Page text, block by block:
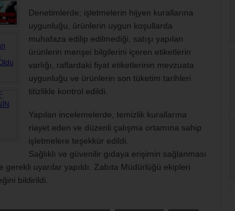
Denetimlerde; işletmelerin hijyen kurallarına
uygunluğu, ürünlerin uygun koşullarda
muhafaza edilip edilmediği, satışı yapılan
ürünlerin menşei bilgilerini içeren etiketlerin
varlığı, raflardaki fiyat etiketlerinin mevzuata
uygunluğu ve ürünlerin son tüketim tarihleri
titizlikle kontrol edildi.
Yapılan incelemelerde, temizlik kurallarına
riayet eden ve düzenli çalışma ortamına sahip
işletmelere teşekkür edildi.
Sağlıklı ve güvenilir gıdaya erişimin sağlanması
uyarılar yapıldı. Zabıta Müdürlüğü ekipleri
bildirildi.